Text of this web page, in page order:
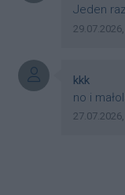
Treść
Jeden
Data
Autor
kkk
Treść
no i
Data